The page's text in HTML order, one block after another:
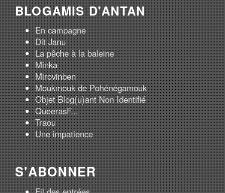
BLOGAMIS D'ANTAN
En campagne
Dit Janu
La pêche à la baleine
Minka
Mirovinben
Moukmouk de Pohénégamouk
Objet Blog(u)ant Non Identifié
QueerasF...
Traou
Une impatience
S'ABONNER